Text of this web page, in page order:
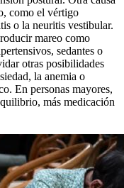
como el vértigo
o la neuritis vestibular.
mareo como
sedantes o
otras posibilidades
la anemia o
En personas mayores,
más medicación